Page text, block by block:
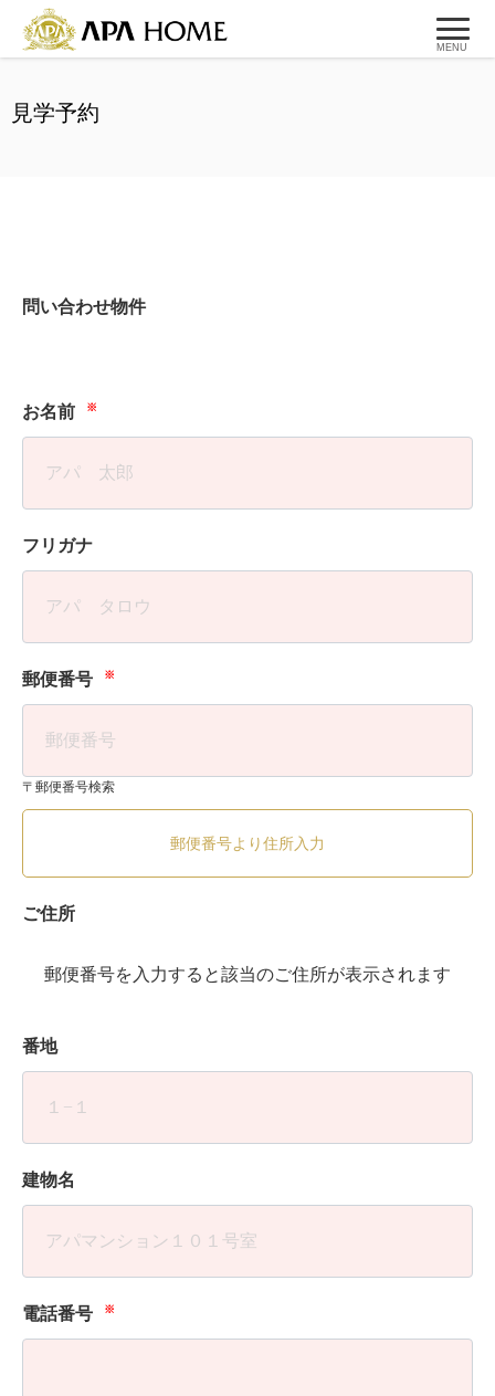
MENU
見学予約
問い合わせ物件
お名前 ※
フリガナ
郵便番号 ※
〒郵便番号検索
郵便番号より住所入力
ご住所
郵便番号を入力すると該当のご住所が表示されます
番地
建物名
電話番号 ※